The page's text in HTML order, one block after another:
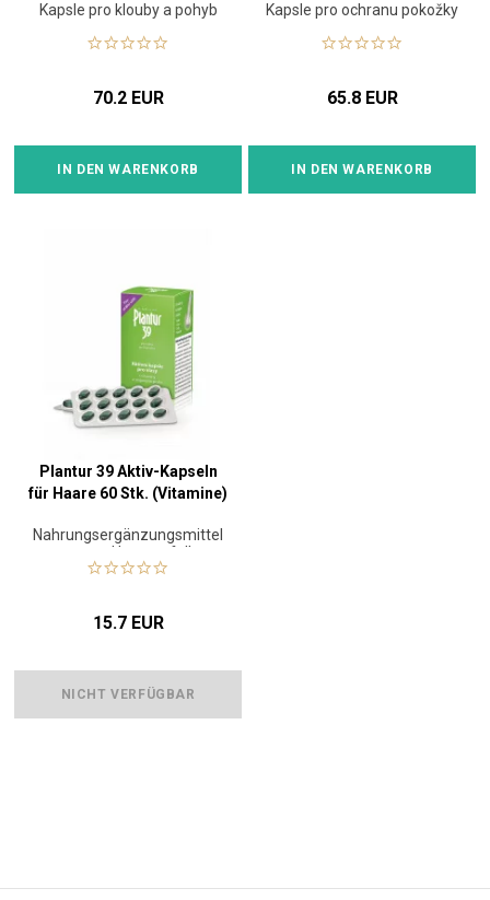
Kapsle pro klouby a pohyb
70.2 EUR
IN DEN WARENKORB
Kapsle pro ochranu pokožky
65.8 EUR
IN DEN WARENKORB
Plantur 39 Aktiv-Kapseln
für Haare 60 Stk. (Vitamine)
Nahrungsergänzungsmittel
gegen Haarausfall
15.7 EUR
NICHT VERFÜGBAR